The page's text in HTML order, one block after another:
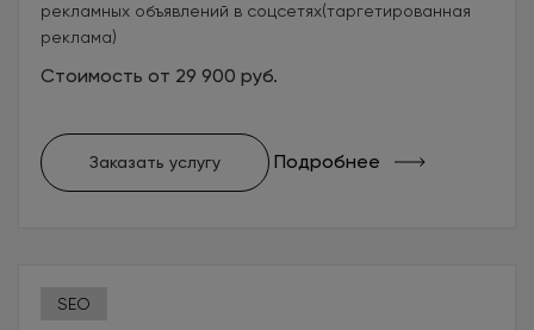
рекламных объявлений в соцсетях(таргетированная
реклама)
Стоимость от 29 900 руб.
Заказать услугу Подробнее
SEO